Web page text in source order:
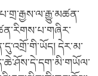
དེར་མ་